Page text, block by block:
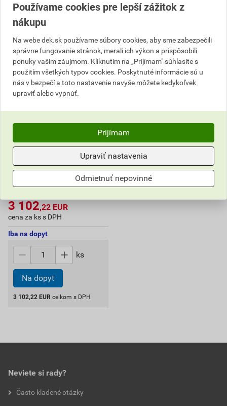
1 239,84
Pech vibračný DeWALT
POWERSHIFT DCPS660N-
3 102,22 EUR
cena za ks s DPH
Iba na dopyt
ks
Na dopyt
3 102,22 EUR celkom s DPH
Neviete si rady?
Často kladené otázky
Používame cookies pre lepší zážitok z
nákupu
Na webe dek.sk používame súbory cookies, aby sme zabezpečili
správne fungovanie stránok, merali ich výkon a prispôsobili
ponuky vašim záujmom. Kliknutím na „Prijímam" súhlasíte s
použitím všetkých typov cookies. Poskytnuté informácie sú u
nás v bezpečí a toto nastavenie navyše môžete kedykoľvek
upraviť alebo vypnúť.
Prijímam
Upraviť nastavenia
Odmietnuť nepovinné